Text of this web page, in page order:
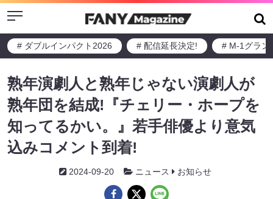
Menu
# ダブルインパクト2026 # 配信延長決定! # M-1グラン
熟年演劇人と熟年じゃない演劇人が
熟年団を結成!『チェリー・ホープを
知ってるかい。』若手俳優より意気
込みコメント到着!
2024-09-20 ニュース お知らせ